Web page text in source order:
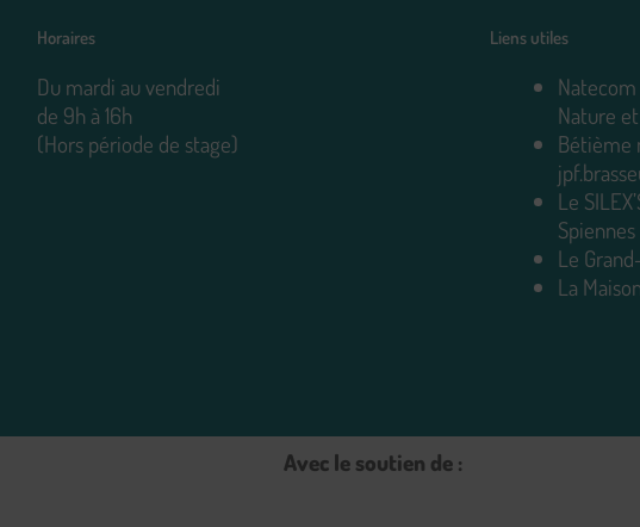
Horaires
Du mardi au vendredi
de 9h à 16h
(Hors période de stage)
Liens utiles
Nature
Bétième
Le
Spiennes
Le
La
Avec le soutien de :